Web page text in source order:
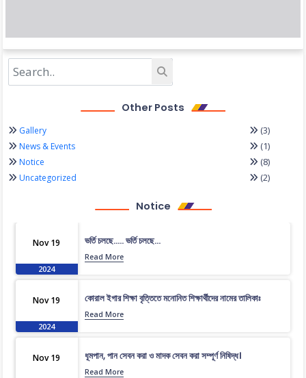
Other Posts
Gallery (3)
News & Events (1)
Notice (8)
Uncategorized (2)
Notice
Nov 19
2024
ভর্তি চলছে….. ভর্তি চলছে…
Read More
Nov 19
2024
কোরাল ইগার শিক্ষা বৃত্তিতে মনোনিত শিক্ষার্থীদের নামের তালিকাঃ
Read More
Nov 19 ধূমপান, পান সেবন করা ও মাদক সেবন করা সম্পূর্ণ নিষিদ্ধ।
Read More